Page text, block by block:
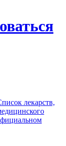
лекарств,